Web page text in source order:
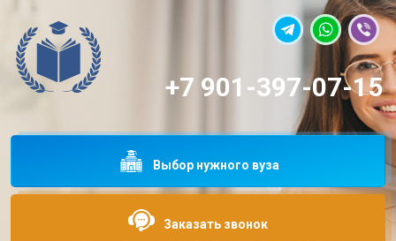
+7 901-397-07-15
Выбор нужного вуза
Заказать звонок